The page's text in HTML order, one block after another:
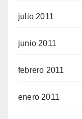
julio 2011
junio 2011
febrero 2011
enero 2011